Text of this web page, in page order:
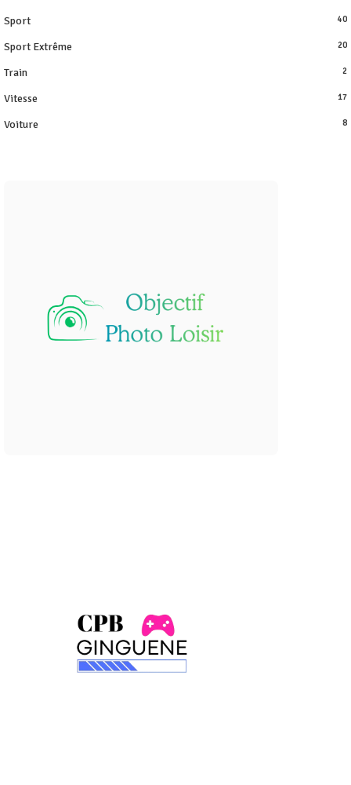
Sport 40
Sport Extrême 20
Train 2
Vitesse 17
Voiture 8